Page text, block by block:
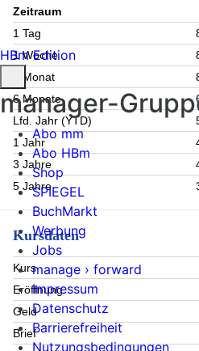
Zeitraum
1 Tag
1 Woche
1 Monat
6 Monate
Lfd. Jahr (YTD)
1 Jahr
3 Jahre
5 Jahre
Kursdaten
Kurs
Eröffnung
Geld
Brief
HBm Edition
manager-
Abo mm
Abo HBm
Shop
SPIEGEL
BuchMarkt
Werbung
Jobs
manage › forward
Impressum
Datenschutz
Barrierefreiheit
Nutzungsbedingungen